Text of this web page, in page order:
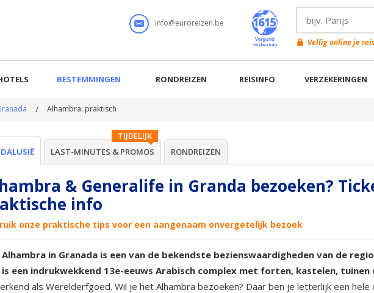
info@euroreizen.be
Vellig online je
BESTEMMINGEN RONDREIZEN REISINFO VERZEKERINGEN
Alhambra: praktisch
TIJDELIJK
LAST-MINUTES & PROMOS
RONDREIZEN
& Generalife in Granda bezoeken?
info
onze praktische tips voor een aangenaam onvergetelijk bezoek
in Granada is een van de bekendste bezienswaardigheden van de
een indrukwekkend 13e-eeuws Arabisch complex met forten, kastelen, tuinen
als Werelderfgoed. Wil je het Alhambra bezoeken? Daar ben je letterlijk een hele